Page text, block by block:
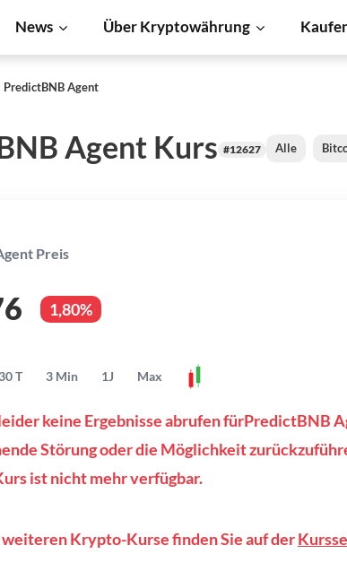
News Über Kryptowährung
PredictBNB Agent
Agent Kurs #12627 Alle
Preis
1,80%
T 3 Min 1J Max
keine Ergebnisse abrufen fürPredictBNB
Störung oder die Möglichkeit
ist nicht mehr verfügbar.
Krypto-Kurse finden Sie auf der